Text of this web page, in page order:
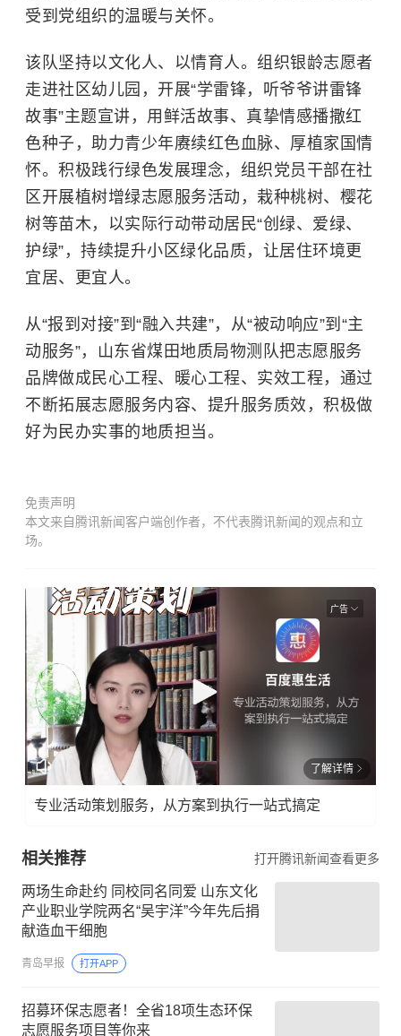
受到党组织的温暖与关怀。
该队坚持以文化人、以情育人。组织银龄志愿者
走进社区幼儿园，开展“学雷锋，听爷爷讲雷锋
故事”主题宣讲，用鲜活故事、真挚情感播撒红
色种子，助力青少年赓续红色血脉、厚植家国情
怀。积极践行绿色发展理念，组织党员干部在社
区开展植树增绿志愿服务活动，栽种桃树、樱花
树等苗木，以实际行动带动居民“创绿、爱绿、
护绿”，持续提升小区绿化品质，让居住环境更
宜居、更宜人。
从“报到对接”到“融入共建”，从“被动响应”到“主
动服务”，山东省煤田地质局物测队把志愿服务
品牌做成民心工程、暖心工程、实效工程，通过
不断拓展志愿服务内容、提升服务质效，积极做
好为民办实事的地质担当。
免责声明
本文来自腾讯新闻客户端创作者，不代表腾讯新闻的观点和立
场。
广告
了解详情
专业活动策划服务，从方案到执行一站式搞定
相关推荐 打开腾讯新闻查看更多
两场生命赴约 同校同名同爱 山东文化
产业职业学院两名“吴宇洋”今年先后捐
献造血干细胞
青岛早报 打开APP
招募环保志愿者！全省18项生态环保
志愿服务项目等你来